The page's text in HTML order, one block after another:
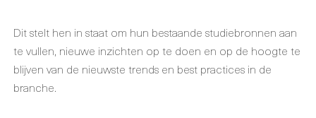
Dit stelt hen in staat om hun bestaande studiebronnen aan
te vullen, nieuwe inzichten op te doen en op de hoogte te
blijven van de nieuwste trends en best practices in de
branche.